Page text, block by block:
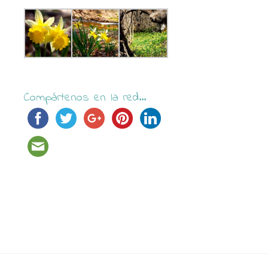
Compártenos en la red...